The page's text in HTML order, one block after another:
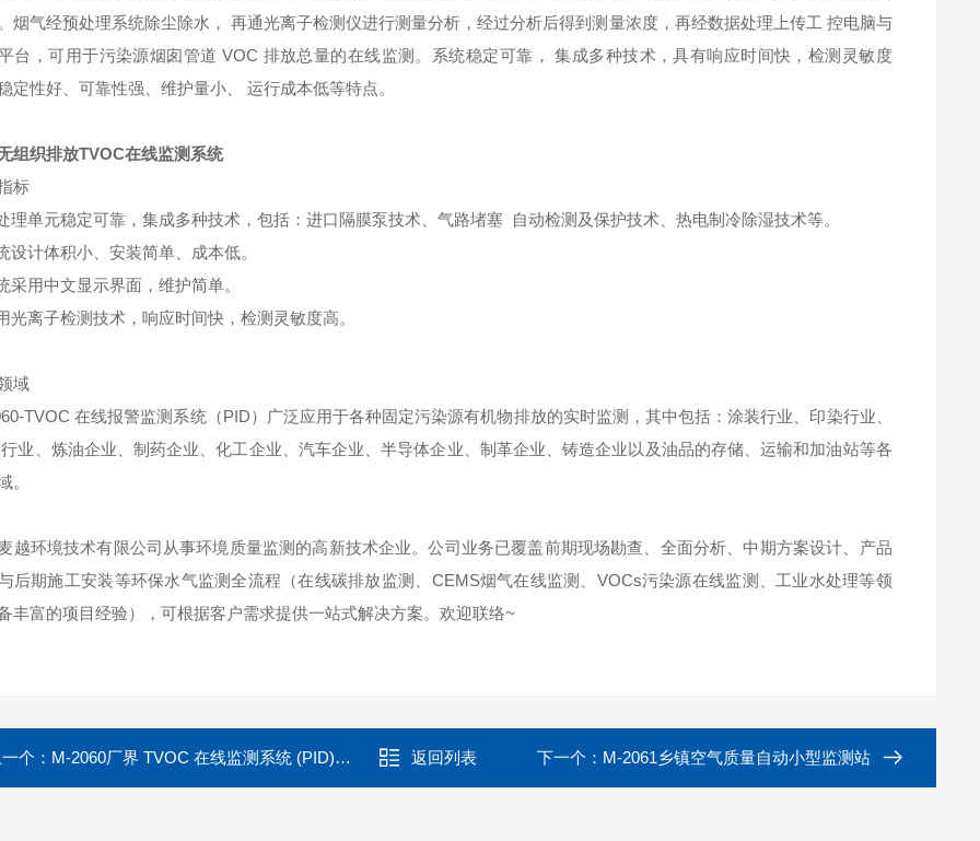
烟气经预处理系统除尘除水， 再通光离子检测仪进行测量分析，经过分析后得到测量浓度，再经数据处理上传工 控电脑与
台，可用于污染源烟囱管道 VOC 排放总量的在线监测。系统稳定可靠， 集成多种技术，具有响应时间快，检测灵敏度
定性好、可靠性强、维护量小、 运行成本低等特点。
组织排放TVOC在线监测系统
标
理单元稳定可靠，集成多种技术，包括：进口隔膜泵技术、气路堵塞 自动检测及保护技术、热电制冷除湿技术等。
设计体积小、安装简单、成本低。
采用中文显示界面，维护简单。
光离子检测技术，响应时间快，检测灵敏度高。
域
TVOC 在线报警监测系统（PID）广泛应用于各种固定污染源有机物排放的实时监测，其中包括：涂装行业、印染行业、
业、炼油企业、制药企业、化工企业、汽车企业、半导体企业、制革企业、铸造企业以及油品的存储、运输和加油站等各
。
越环境技术有限公司从事环境质量监测的高新技术企业。公司业务已覆盖前期现场勘查、全面分析、中期方案设计、产品
后期施工安装等环保水气监测全流程（在线碳排放监测、CEMS烟气在线监测、VOCs污染源在线监测、工业水处理等领
丰富的项目经验），可根据客户需求提供一站式解决方案。欢迎联络~
个： M-2060厂界 TVOC 在线监测系统 (PID) VOC检测仪|TVOC检测仪 返回列表 下一个： M-2061乡镇空气质量自动小型监测站